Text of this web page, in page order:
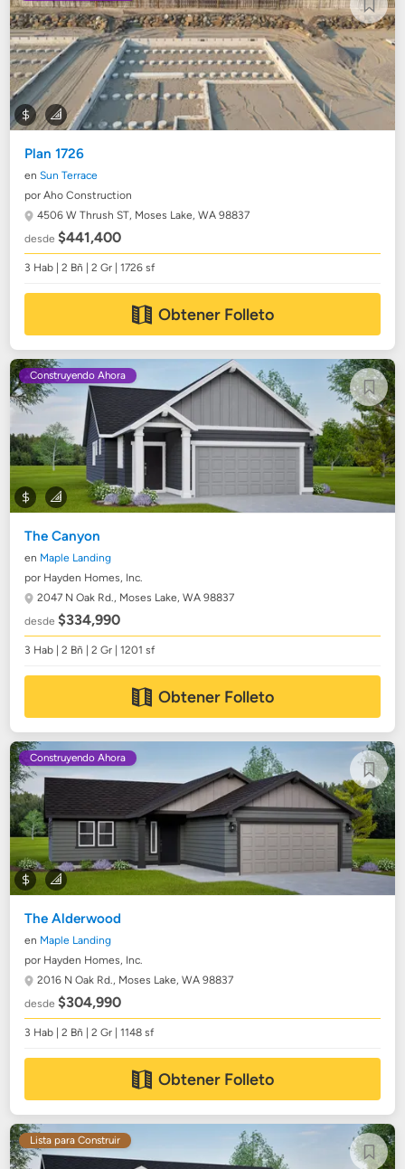
Plan 1726
enSun Terrace
por Aho Construction
4506 W Thrush ST, Moses Lake, WA 98837
desde$441,400
3 Hab | 2 Bñ | 2 Gr | 1726 sf
Obtener Folleto
Construyendo Ahora
The Canyon
en Maple Landing
por Hayden Homes, Inc.
2047 N Oak Rd., Moses Lake, WA 98837
desde$334,990
3 Hab | 2 Bñ | 2 Gr | 1201 sf
Obtener Folleto
Construyendo Ahora
The Alderwood
en Maple Landing
por Hayden Homes, Inc.
2016 N Oak Rd., Moses Lake, WA 98837
desde$304,990
3 Hab | 2 Bñ | 2 Gr | 1148 sf
Obtener Folleto
Lista para Construir